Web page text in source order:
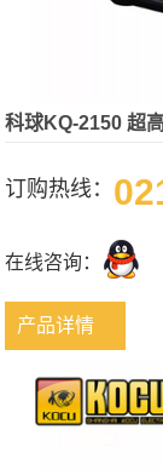
科球KQ-2150 超
订购热线：
在线咨询：
产品详情